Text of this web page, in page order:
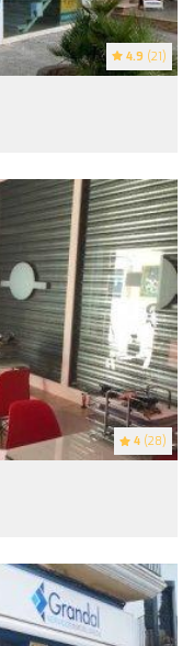
4.9 (21)
4 (28)